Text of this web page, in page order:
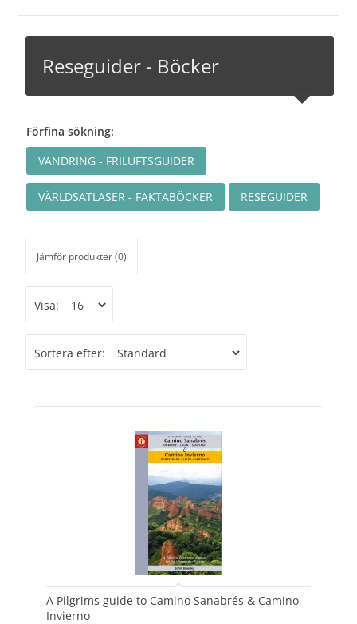
Reseguider - Böcker
Förfina sökning:
VANDRING - FRILUFTSGUIDER
VÄRLDSATLASER - FAKTABÖCKER RESEGUIDER
Jämför produkter (0)
Visa:
Sortera efter:
A Pilgrims guide to Camino Sanabrés & Camino
Invierno